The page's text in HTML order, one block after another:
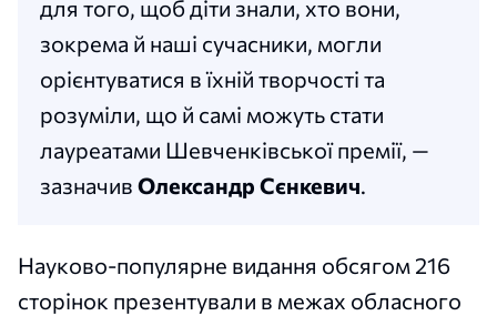
для того, щоб діти знали, хто вони,
зокрема й наші сучасники, могли
орієнтуватися в їхній творчості та
розуміли, що й самі можуть стати
лауреатами Шевченківської премії, —
зазначив Олександр Сєнкевич.
Науково-популярне видання обсягом 216
сторінок презентували в межах обласного